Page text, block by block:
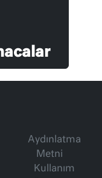
Aydınlatma
Metni
Kullanım